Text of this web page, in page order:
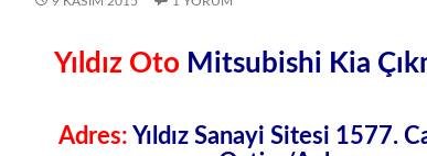
Yıldız Oto Mitsubishi Kia
Adres: Yıldız Sanayi Sitesi 1577.